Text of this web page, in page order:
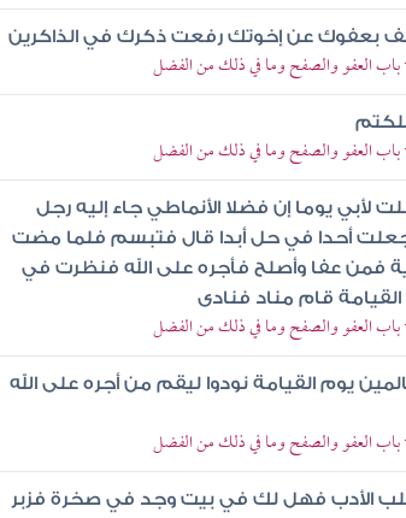
بعفوك عن إخوتك رفعت ذكرك في الذاكرين
باب العفو والصفح وما في ذلك من الفضل
باب العفو والصفح وما في ذلك من الفضل
لأبي يوما إن فضلا الأنماطي جاء إليه رجل
أحدا في حل أبدا قال فتبسم فلما مضت
فمن عفا وأصلح فأجره على الله فنظرت في
قام مناد فنادى
باب العفو والصفح وما في ذلك من الفضل
يوم القيامة نودوا ليقم من أجره على الله
باب العفو والصفح وما في ذلك من الفضل
الأدب فهل لك في بيت وجد في صخرة فزبر